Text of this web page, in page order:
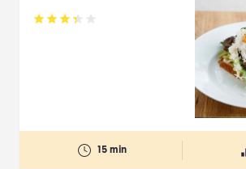
Betyg: 3.36 av 5
15 min